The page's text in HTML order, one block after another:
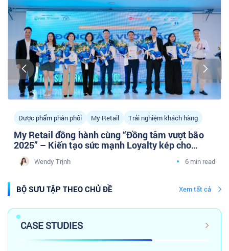
Dược phẩm phân phối My Retail Trải nghiệm khách hàng
My Retail đồng hành cùng “Đồng tâm vượt bão
2025” – Kiến tạo sức mạnh Loyalty kép cho
doanh nghiệp Dược phân phối cùng cộng đồng
Tâm sự Marketing Y Dược
Wendy Trịnh 6 min read
BỘ SƯU TẬP THEO CHỦ ĐỀ Xem tất cả
CASE STUDIES